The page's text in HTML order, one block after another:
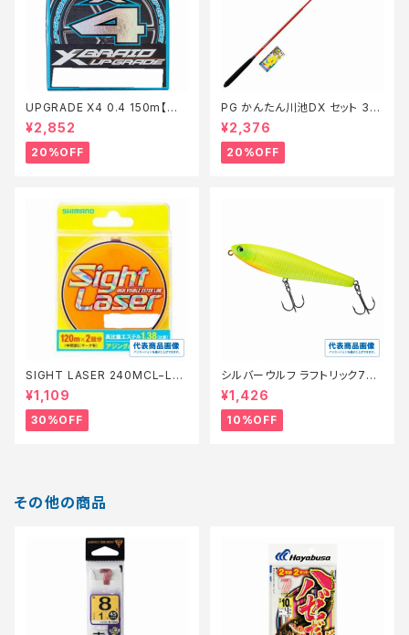
UPGRADE X4 0.4 150m【特
価仕掛】【20】
¥2,852
20%OFF
PG かんたん川池DX セット 36
0【特価セット】【20】
¥2,376
20%OFF
SIGHT LASER 240MCL−L75
Q 橙 0.2【特価仕掛】【30】
¥1,109
30%OFF
シルバーウルフ ラフトリック70Ｆ
【スタッフ永徳浜名湖セレクト】
【10】
¥1,426
10%OFF
その他の商品